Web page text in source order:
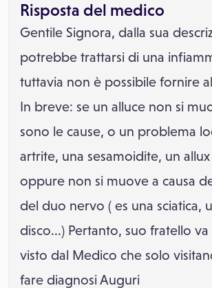
Risposta del medico
Gentile Signora, dalla sua
potrebbe trattarsi di una
tuttavia non è possibile fornire
In breve: se un alluce non si
sono le cause, o un problema
artrite, una sesamoidite, un
oppure non si muove a causa
del duo nervo ( es una sciatica,
disco...) Pertanto, suo fratello
visto dal Medico che solo
fare diagnosi Auguri